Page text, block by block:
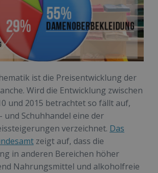
ist die Preisentwicklung der
Wird die Entwicklung zwischen
und 2015 betrachtet so fällt auf,
und Schuhhandel eine der
verzeichnet. Das
zeigt auf, dass die
in anderen Bereichen höher
Nahrungsmittel und alkoholfreie